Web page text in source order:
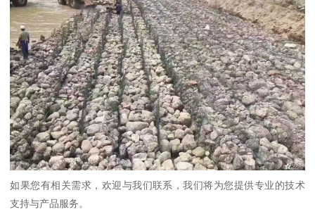
如果您有相关需求，欢迎与我们联系，我们将为您提供专业的技术
支持与产品服务。